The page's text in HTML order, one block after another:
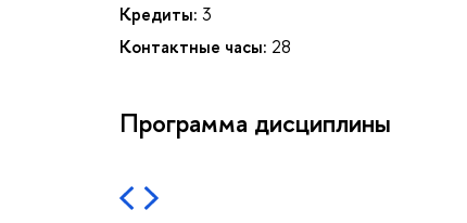
Кредиты: 3
Контактные часы: 28
Программа дисциплины